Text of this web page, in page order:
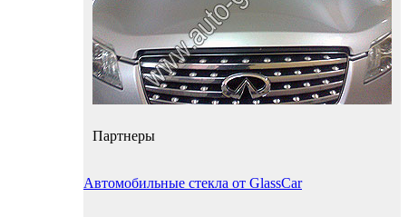
Партнеры
Автомобильные стекла от GlassCar